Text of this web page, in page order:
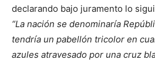
declarando bajo juramento lo
“La nación se denominaría
tendría un pabellón tricolor en
azules atravesado por una cruz